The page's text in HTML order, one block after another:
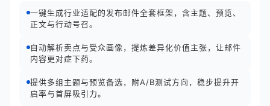
一键生成行业适配的发布邮件全套框架，含主题、预览、
正文与行动号召。
自动解析卖点与受众画像，提炼差异化价值主张，让邮件
内容更对症下药。
提供多组主题与预览备选，附A/B测试方向，稳步提升开
启率与首屏吸引力。